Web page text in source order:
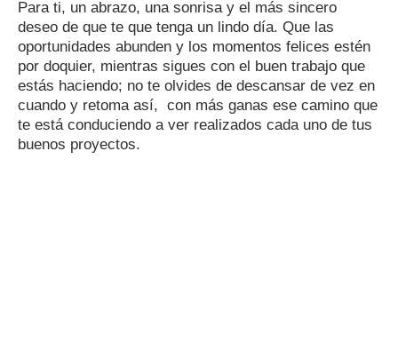
Para ti, un abrazo, una sonrisa y el más sincero
deseo de que te que tenga un lindo día. Que las
oportunidades abunden y los momentos felices estén
por doquier, mientras sigues con el buen trabajo que
estás haciendo; no te olvides de descansar de vez en
cuando y retoma así, con más ganas ese camino que
te está conduciendo a ver realizados cada uno de tus
buenos proyectos.